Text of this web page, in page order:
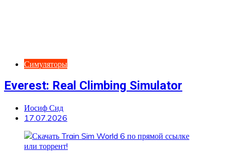
Симуляторы
Everest: Real Climbing Simulator
Иосиф Сид
17.07.2026